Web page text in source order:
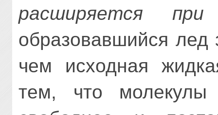
расширяется при
образовавшийся
чем исходная
тем, что молекулы